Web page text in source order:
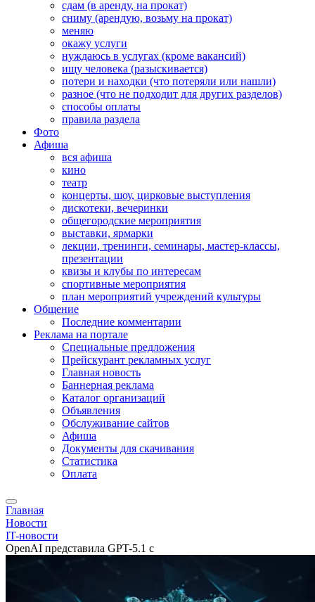
сдам (в аренду, на прокат)
сниму (арендую, возьму на прокат)
меняю
окажу услуги
нуждаюсь в услугах (кроме вакансий)
ищу человека (разыскивается)
потери и находки (что потеряли или нашли)
разное (что не подходит для других разделов)
способы оплаты
правила раздела
Фото
Афиша
вся афиша
кино
театр
концерты, шоу, цирковые выступления
дискотеки, вечеринки
общегородские мероприятия
выставки, ярмарки
лекции, тренинги, семинары, мастер-классы,
презентации
квизы и клубы по интересам
спортивные мероприятия
план мероприятий учреждений культуры
Общение
Последние комментарии
Реклама на портале
Специальные предложения
Прейскурант рекламных услуг
Главная новость
Баннерная реклама
Каталог организаций
Объявления
Обслуживание сайтов
Афиша
Документы для скачивания
Статистика
Оплата
Главная
Новости
IT-новости
OpenAI представила GPT-5.1 c